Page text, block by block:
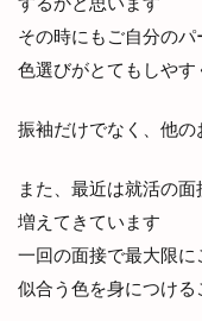
その時にもご自分の
色選びがとてもしやす
振袖だけでなく、他
また、最近は就活の
増えてきています
一回の面接で最大限に
似合う色を身につけ